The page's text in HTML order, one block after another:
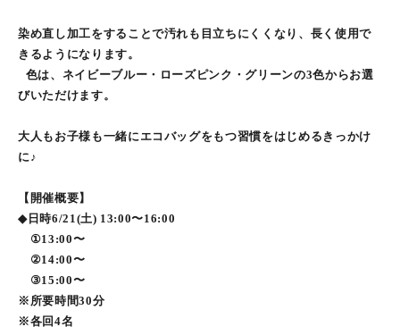
染め直し加工をすることで汚れも目立ちにくくなり、長く使用で
きるようになります。
色は、ネイビーブルー・ローズピンク・グリーンの3色からお選
びいただけます。
大人もお子様も一緒にエコバッグをもつ習慣をはじめるきっかけ
に♪
【開催概要】
◆日時6/21(土) 13:00〜16:00
①13:00〜
②14:00〜
③15:00〜
※所要時間30分
※各回4名